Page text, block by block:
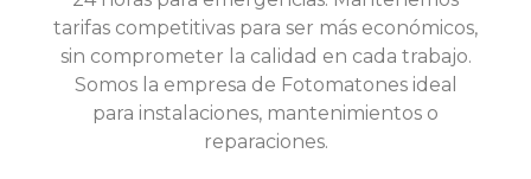
tarifas competitivas para ser más económicos,
sin comprometer la calidad en cada trabajo.
Somos la empresa de Fotomatones ideal
para instalaciones, mantenimientos o
reparaciones.